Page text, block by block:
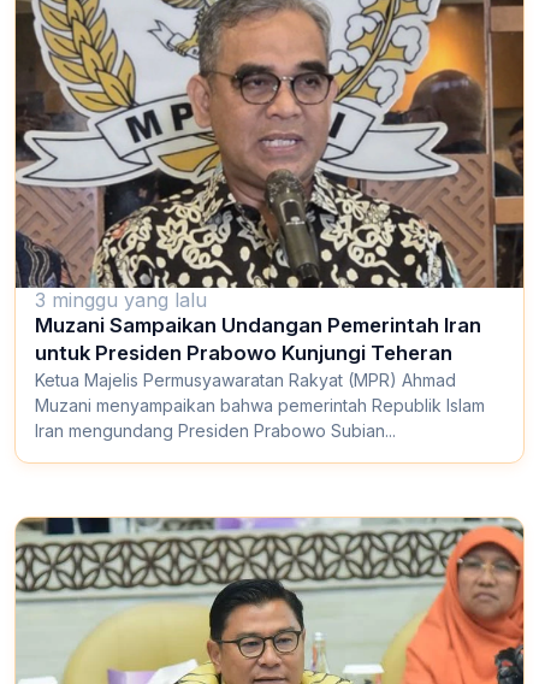
3 minggu yang lalu
Muzani Sampaikan Undangan Pemerintah Iran
untuk Presiden Prabowo Kunjungi Teheran
Ketua Majelis Permusyawaratan Rakyat (MPR) Ahmad
Muzani menyampaikan bahwa pemerintah Republik Islam
Iran mengundang Presiden Prabowo Subian...